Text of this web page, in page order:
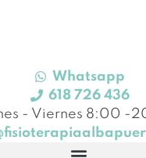
Whatsapp
618 726 436
- Viernes 8:00 -